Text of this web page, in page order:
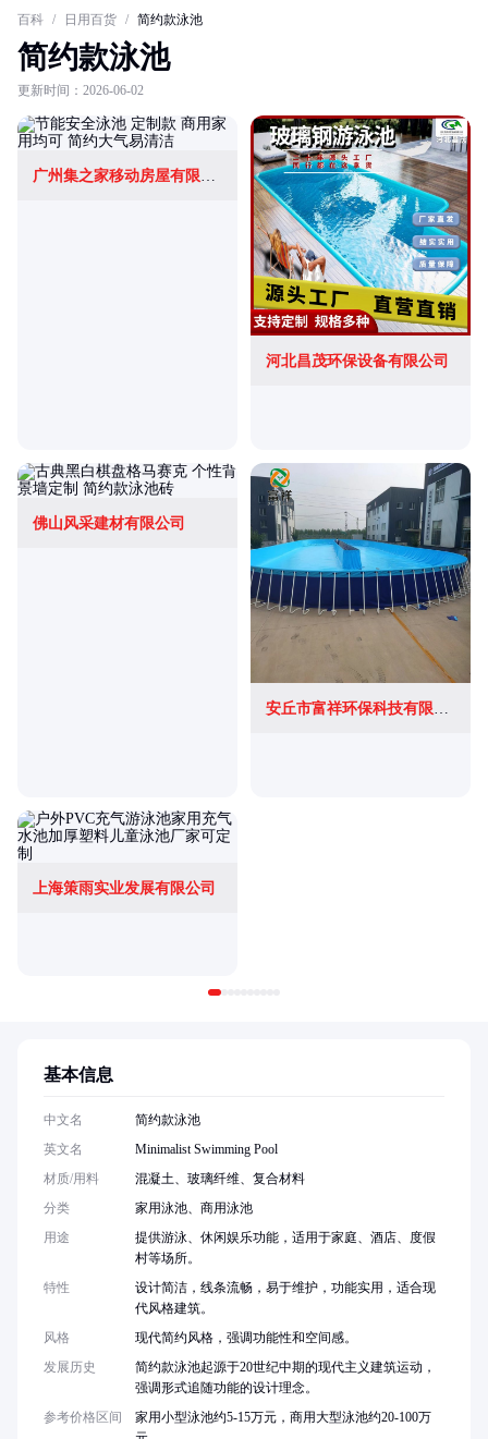
百科 / 日用百货 / 简约款泳池
简约款泳池
更新时间：2026-06-02
广州集之家移动房屋有限公司
河北昌茂环保设备有限公司
佛山风采建材有限公司
上海策雨实业发展有限公司
基本信息
中文名
简约款泳池
英文名
Minimalist Swimming Pool
材质/用料
混凝土、玻璃纤维、复合材料
分类
家用泳池、商用泳池
用途
提供游泳、休闲娱乐功能，适用于家庭、酒店、度假
村等场所。
特性
设计简洁，线条流畅，易于维护，功能实用，适合现
代风格建筑。
风格
现代简约风格，强调功能性和空间感。
发展历史
简约款泳池起源于20世纪中期的现代主义建筑运动，
强调形式追随功能的设计理念。
参考价格区间
家用小型泳池约5-15万元，商用大型泳池约20-100万